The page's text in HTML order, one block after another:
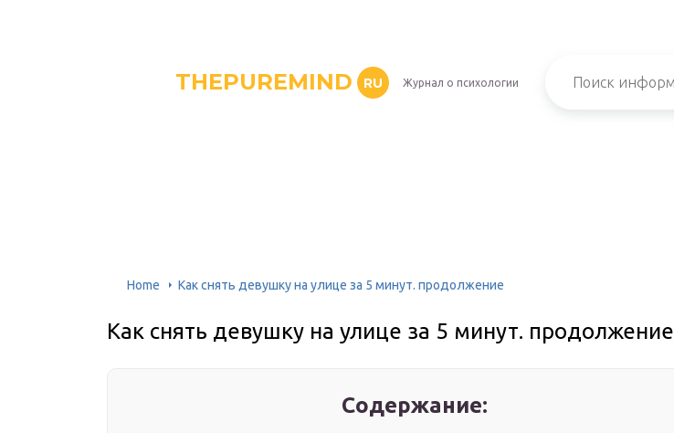
THEPUREMIND RU Журнал о психологии
Home Как снять девушку на улице за 5 минут. продолжение
Как снять девушку на улице за 5 минут. продолжение
Содержание: